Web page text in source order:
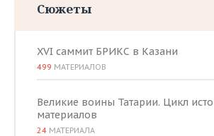
Сюжеты
XVI саммит БРИКС в Казани
499 МАТЕРИАЛОВ
Великие воины Татарии. Цикл
материалов
24 МАТЕРИАЛА